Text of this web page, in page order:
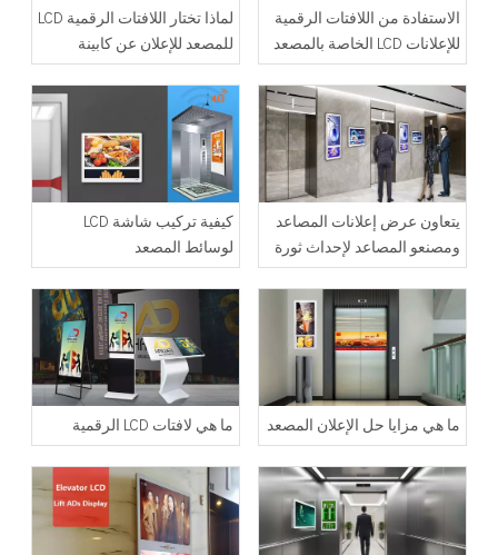
الاستفادة من اللافتات الرقمية
للإعلانات LCD الخاصة بالمصعد
لزيادة توليد الإيرادات لديك
لماذا تختار اللافتات الرقمية LCD
للمصعد للإعلان عن كابينة
المصعد
يتعاون عرض إعلانات المصاعد
ومصنعو المصاعد لإحداث ثورة
في وسائل الإعلان
كيفية تركيب شاشة LCD
لوسائط المصعد
ما هي مزايا حل الإعلان المصعد ما هي لافتات LCD الرقمية